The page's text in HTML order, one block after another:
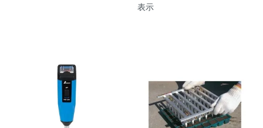
表示